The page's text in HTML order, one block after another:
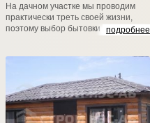
подробнее
На дачном участке мы проводим
практически треть своей жизни,
поэтому выбор бытовки -дело
не найдете. Приходите к нам на
Выставочную площадку,
рассмотрите БЫТОВКИ поближе,
уверяем Вас, что Вы не останетесь
равнодушными